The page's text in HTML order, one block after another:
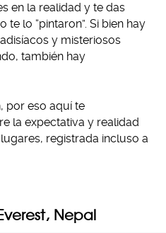
en la realidad y te das
lo “pintaron”. Si bien hay
y misteriosos
también hay
por eso aquí te
la expectativa y realidad
registrada incluso a
Nepal